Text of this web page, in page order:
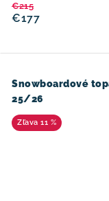
€177
€215
Snowboardové
25/26
11 %